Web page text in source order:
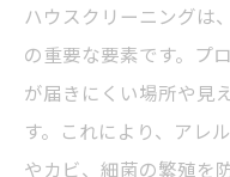
ハウスクリーニングは
の重要な要素です。プ
が届きにくい場所や見
す。これにより、アレ
やカビ、細菌の繁殖を